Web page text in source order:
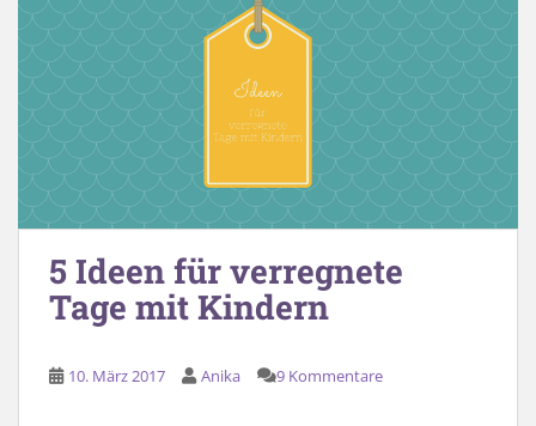
5 Ideen für verregnete
Tage mit Kindern
10. März 2017 Anika 9 Kommentare